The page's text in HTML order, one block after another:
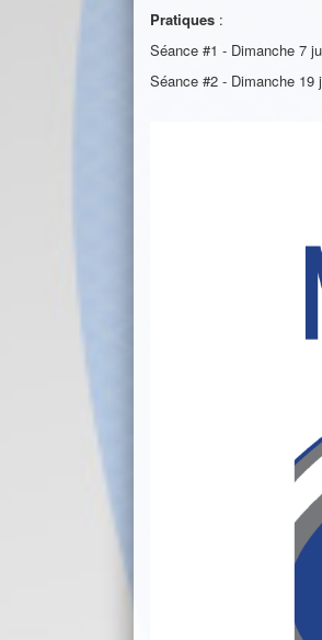
Pratiques :
Séance #1 - Dimanche 7
Séance #2 - Dimanche 19